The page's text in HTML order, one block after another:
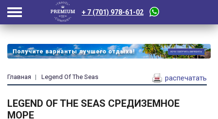
+ 7 (701) 978-61-02
Главная Legend Of The Seas распечатать
LEGEND OF THE SEAS СРЕДИЗЕМНОЕ
МОРЕ